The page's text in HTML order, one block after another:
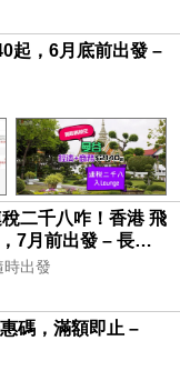
起，6月底前出發 –
二千八咋！香港 飛
7月前出發 – 長榮
出發
碼，滿額即止 –